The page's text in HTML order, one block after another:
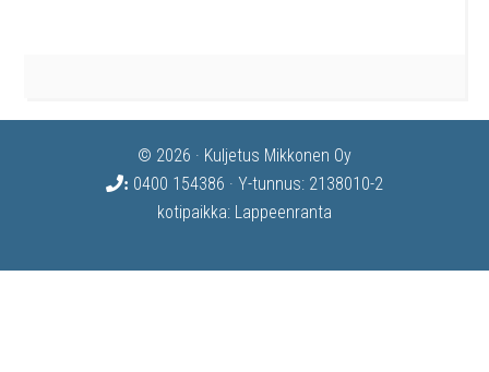
© 2026 · Kuljetus Mikkonen Oy
: 0400 154386 · Y-tunnus: 2138010-2
kotipaikka: Lappeenranta